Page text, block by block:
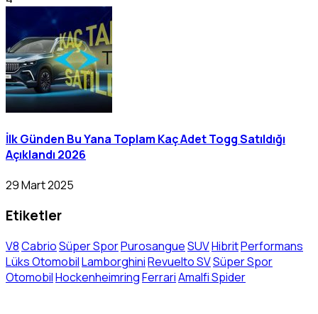
İlk Günden Bu Yana Toplam Kaç Adet Togg Satıldığı
Açıklandı 2026
29 Mart 2025
Etiketler
V8CabrioSüper SporPurosangueSUVHibritPerformans
Lüks OtomobilLamborghiniRevuelto SVSüper Spor
OtomobilHockenheimringFerrariAmalfi Spider